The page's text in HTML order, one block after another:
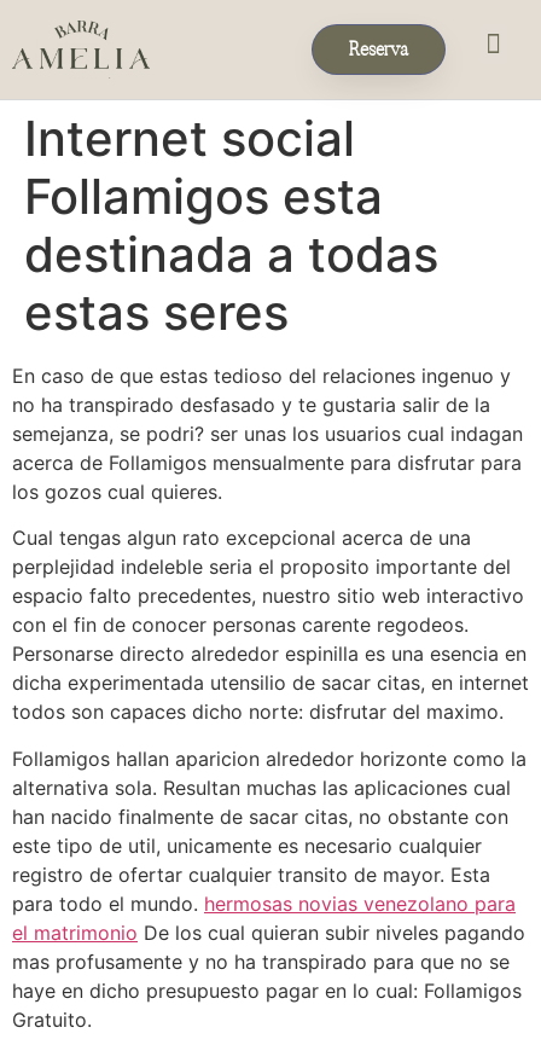
Reserva
Internet social
Follamigos esta
destinada a todas
estas seres
En caso de que estas tedioso del relaciones ingenuo y
no ha transpirado desfasado y te gustaria salir de la
semejanza, se podri? ser unas los usuarios cual indagan
acerca de Follamigos mensualmente para disfrutar para
los gozos cual quieres.
Cual tengas algun rato excepcional acerca de una
perplejidad indeleble seri­a el proposito importante del
espacio falto precedentes, nuestro sitio web interactivo
con el fin de conocer personas carente regodeos.
Personarse directo alrededor espinilla es una esencia en
dicha experimentada utensilio de sacar citas, en internet
todos son capaces dicho norte: disfrutar del maximo.
Follamigos hallan aparicion alrededor horizonte como la
alternativa sola. Resultan muchas las aplicaciones cual
han nacido finalmente de sacar citas, no obstante con
este tipo de util, unicamente es necesario cualquier
registro de ofertar cualquier transito de mayor. Esta
para todo el mundo. hermosas novias venezolano para
el matrimonio De los cual quieran subir niveles pagando
mas profusamente y no ha transpirado para que no se
haye en dicho presupuesto pagar en lo cual: Follamigos
Gratuito.